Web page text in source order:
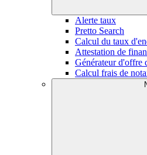
Alerte taux
Pretto Search
Calcul du taux
Attestation de
Générateur d'offre
Calcul frais de